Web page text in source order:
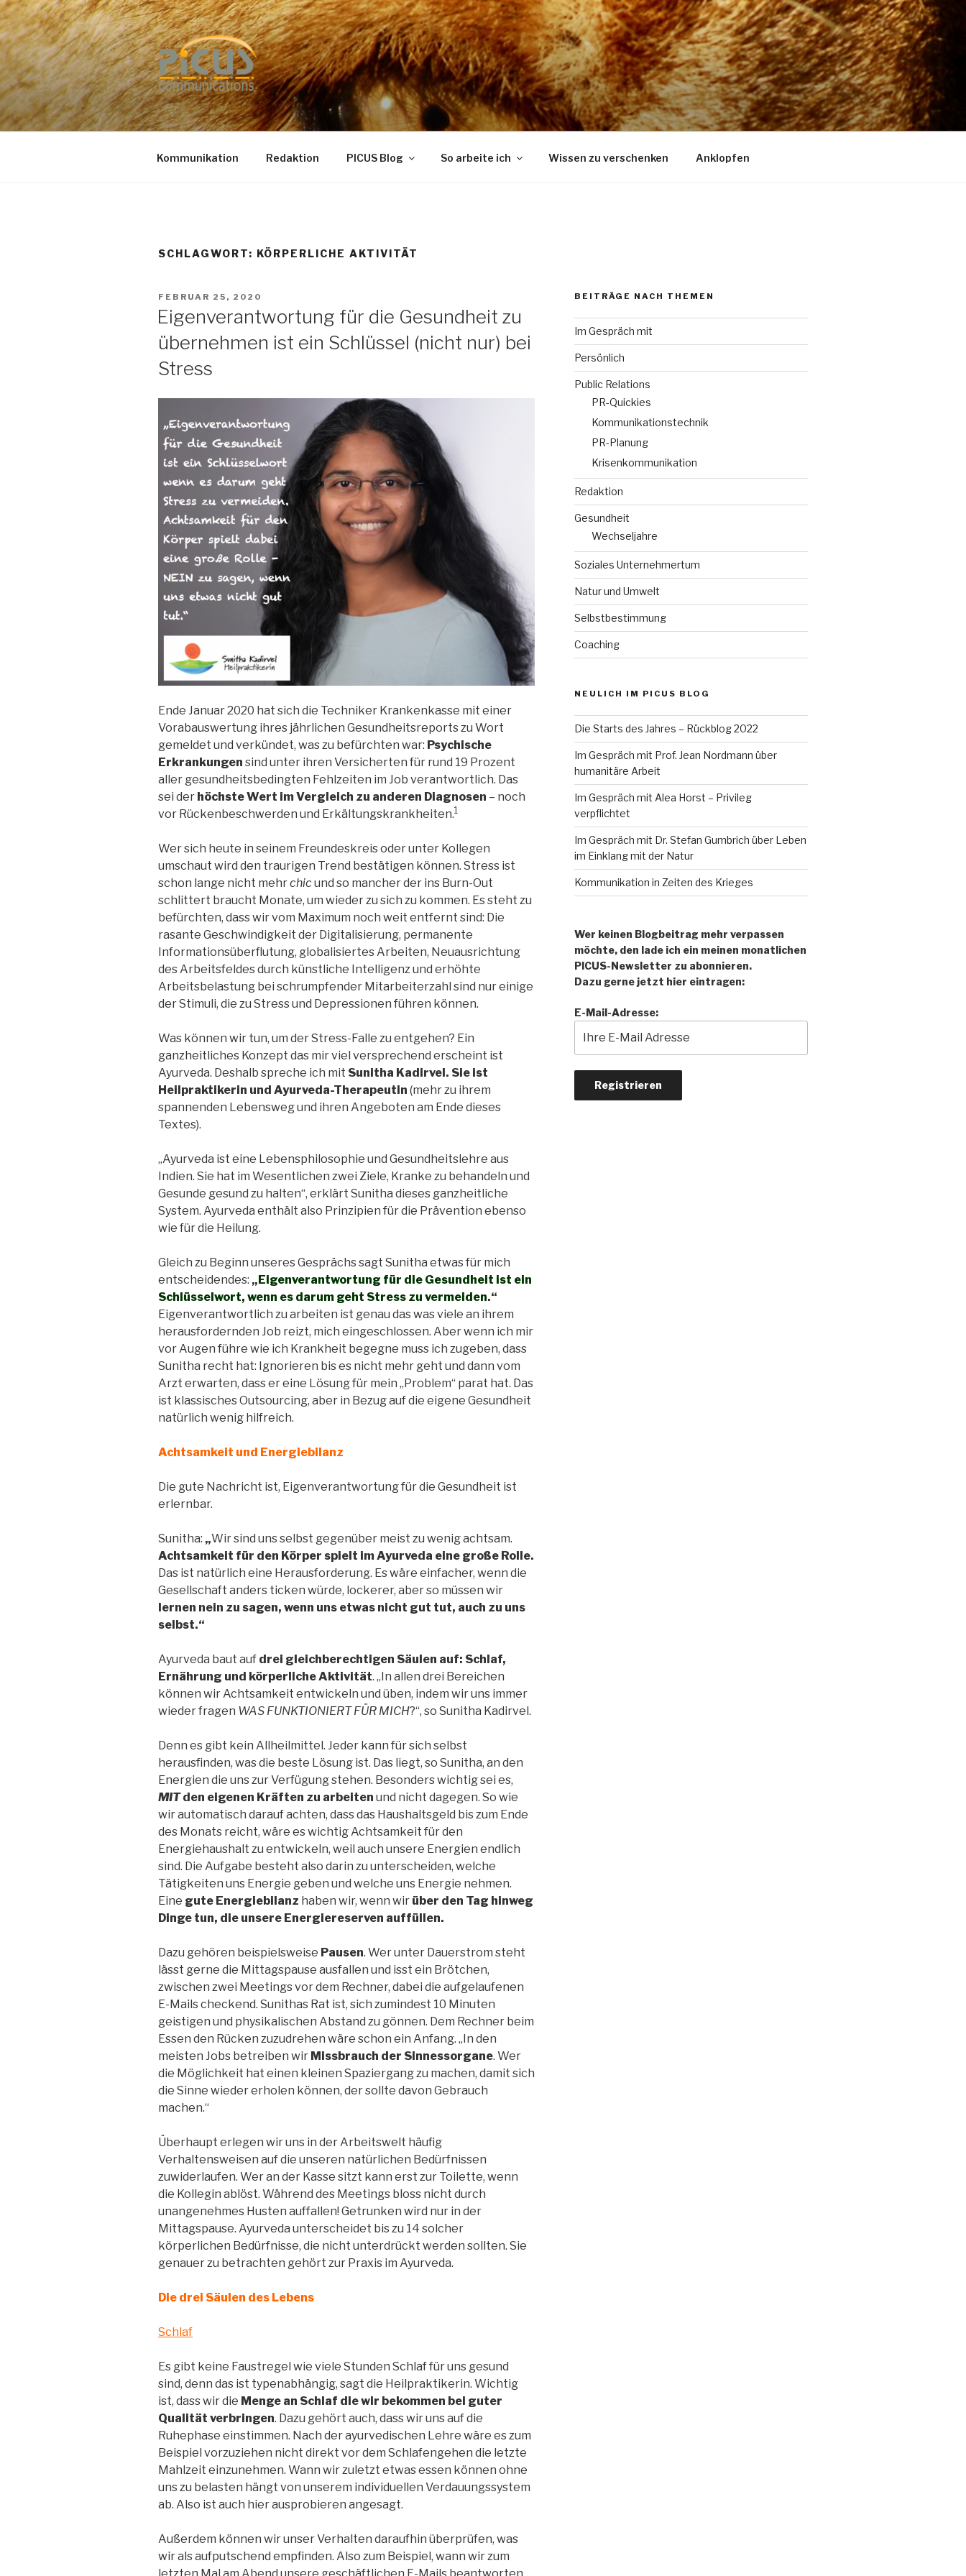
Zum
Inhalt
springen
PUBLIC RELATIONS BERATUNG
Dr. Heike Specht
Kommunikation Redaktion PICUS Blog So arbeite ich Wissen zu verschenken Anklopfen
SCHLAGWORT: KÖRPERLICHE AKTIVITÄT
VERÖFFENTLICHT
AM
FEBRUAR 25, 2020
Eigenverantwortung für die Gesundheit zu
übernehmen ist ein Schlüssel (nicht nur) bei
Stress
Ende Januar 2020 hat sich die Techniker Krankenkasse mit einer
Vorabauswertung ihres jährlichen Gesundheitsreports zu Wort
gemeldet und verkündet, was zu befürchten war: Psychische
Erkrankungen sind unter ihren Versicherten für rund 19 Prozent
aller gesundheitsbedingten Fehlzeiten im Job verantwortlich. Das
sei der höchste Wert im Vergleich zu anderen Diagnosen – noch
vor Rückenbeschwerden und Erkältungskrankheiten.1
Wer sich heute in seinem Freundeskreis oder unter Kollegen
umschaut wird den traurigen Trend bestätigen können. Stress ist
schon lange nicht mehrchicund so mancher der ins Burn-Out
schlittert braucht Monate, um wieder zu sich zu kommen. Es steht zu
befürchten, dass wir vom Maximum noch weit entfernt sind: Die
rasante Geschwindigkeit der Digitalisierung, permanente
Informationsüberflutung, globalisiertes Arbeiten, Neuausrichtung
des Arbeitsfeldes durch künstliche Intelligenz und erhöhte
Arbeitsbelastung bei schrumpfender Mitarbeiterzahl sind nur einige
der Stimuli, die zu Stress und Depressionen führen können.
Was können wir tun, um der Stress-Falle zu entgehen? Ein
ganzheitliches Konzept das mir viel versprechend erscheint ist
Ayurveda. Deshalb spreche ich mit Sunitha Kadirvel. Sie ist
Heilpraktikerin und Ayurveda-Therapeutin (mehr zu ihrem
spannenden Lebensweg und ihren Angeboten am Ende dieses
Textes).
„Ayurveda ist eine Lebensphilosophie und Gesundheitslehre aus
Indien. Sie hat im Wesentlichen zwei Ziele, Kranke zu behandeln und
Gesunde gesund zu halten“, erklärt Sunitha dieses ganzheitliche
System. Ayurveda enthält also Prinzipien für die Prävention ebenso
wie für die Heilung.
Gleich zu Beginn unseres Gesprächs sagt Sunitha etwas für mich
entscheidendes: „Eigenverantwortung für die Gesundheit ist ein
Schlüsselwort, wenn es darum geht Stress zu vermeiden.“
Eigenverantwortlich zu arbeiten ist genau das was viele an ihrem
herausfordernden Job reizt, mich eingeschlossen. Aber wenn ich mir
vor Augen führe wie ich Krankheit begegne muss ich zugeben, dass
Sunitha recht hat: Ignorieren bis es nicht mehr geht und dann vom
Arzt erwarten, dass er eine Lösung für mein „Problem“ parat hat. Das
ist klassisches Outsourcing, aber in Bezug auf die eigene Gesundheit
natürlich wenig hilfreich.
Achtsamkeit und Energiebilanz
Die gute Nachricht ist, Eigenverantwortung für die Gesundheit ist
erlernbar.
Sunitha: „Wir sind uns selbst gegenüber meist zu wenig achtsam.
Achtsamkeit für den Körper spielt im Ayurveda eine große Rolle.
Das ist natürlich eine Herausforderung. Es wäre einfacher, wenn die
Gesellschaft anders ticken würde, lockerer, aber so müssen wir
lernen nein zu sagen, wenn uns etwas nicht gut tut, auch zu uns
selbst.“
Ayurveda baut auf drei gleichberechtigen Säulen auf: Schlaf,
Ernährung und körperliche Aktivität. „In allen drei Bereichen
können wir Achtsamkeit entwickeln und üben, indem wir uns immer
wieder fragen WAS FUNKTIONIERT FÜR MICH?“, so Sunitha Kadirvel.
Denn es gibt kein Allheilmittel. Jeder kann für sich selbst
herausfinden, was die beste Lösung ist. Das liegt, so Sunitha, an den
Energien die uns zur Verfügung stehen. Besonders wichtig sei es,
MITden eigenen Kräften zu arbeiten und nicht dagegen. So wie
wir automatisch darauf achten, dass das Haushaltsgeld bis zum Ende
des Monats reicht, wäre es wichtig Achtsamkeit für den
Energiehaushalt zu entwickeln, weil auch unsere Energien endlich
sind. Die Aufgabe besteht also darin zu unterscheiden, welche
Tätigkeiten uns Energie geben und welche uns Energie nehmen.
Eine gute Energiebilanz haben wir, wenn wir über den Tag hinweg
Dinge tun, die unsere Energiereserven auffüllen.
Dazu gehören beispielsweise Pausen. Wer unter Dauerstrom steht
lässt gerne die Mittagspause ausfallen und isst ein Brötchen,
zwischen zwei Meetings vor dem Rechner, dabei die aufgelaufenen
E-Mails checkend. Sunithas Rat ist, sich zumindest 10 Minuten
geistigen und physikalischen Abstand zu gönnen. Dem Rechner beim
Essen den Rücken zuzudrehen wäre schon ein Anfang. „In den
meisten Jobs betreiben wir Missbrauch der Sinnessorgane. Wer
die Möglichkeit hat einen kleinen Spaziergang zu machen, damit sich
die Sinne wieder erholen können, der sollte davon Gebrauch
machen.“
Überhaupt erlegen wir uns in der Arbeitswelt häufig
Verhaltensweisen auf die unseren natürlichen Bedürfnissen
zuwiderlaufen. Wer an der Kasse sitzt kann erst zur Toilette, wenn
die Kollegin ablöst. Während des Meetings bloss nicht durch
unangenehmes Husten auffallen! Getrunken wird nur in der
Mittagspause. Ayurveda unterscheidet bis zu 14 solcher
körperlichen Bedürfnisse, die nicht unterdrückt werden sollten. Sie
genauer zu betrachten gehört zur Praxis im Ayurveda.
Die drei Säulen des Lebens
Schlaf
Es gibt keine Faustregel wie viele Stunden Schlaf für uns gesund
sind, denn das ist typenabhängig, sagt die Heilpraktikerin. Wichtig
ist, dass wir die Menge an Schlaf die wir bekommen bei guter
Qualität verbringen. Dazu gehört auch, dass wir uns auf die
Ruhephase einstimmen. Nach der ayurvedischen Lehre wäre es zum
Beispiel vorzuziehen nicht direkt vor dem Schlafengehen die letzte
Mahlzeit einzunehmen. Wann wir zuletzt etwas essen können ohne
uns zu belasten hängt von unserem individuellen Verdauungssystem
ab. Also ist auch hier ausprobieren angesagt.
Außerdem können wir unser Verhalten daraufhin überprüfen, was
wir als aufputschend empfinden. Also zum Beispiel, wann wir zum
BEITRÄGE NACH THEMEN
Im Gespräch mit
Persönlich
Public Relations
PR-Quickies
Kommunikationstechnik
PR-Planung
Krisenkommunikation
Redaktion
Gesundheit
Wechseljahre
Soziales Unternehmertum
Natur und Umwelt
Selbstbestimmung
Coaching
NEULICH IM PICUS BLOG
Die Starts des Jahres – Rückblog 2022
Im Gespräch mit Prof. Jean Nordmann über
humanitäre Arbeit
Im Gespräch mit Alea Horst – Privileg
verpflichtet
Im Gespräch mit Dr. Stefan Gumbrich über Leben
im Einklang mit der Natur
Kommunikation in Zeiten des Krieges
Wer keinen Blogbeitrag mehr verpassen
möchte, den lade ich ein meinen monatlichen
PICUS-Newsletter zu abonnieren.
Dazu gerne jetzt hier eintragen:
E-Mail-Adresse: